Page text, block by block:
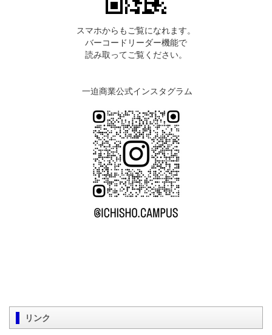
スマホからもご覧になれます。
バーコードリーダー機能で
読み取ってご覧ください。
一迫商業公式インスタグラム
リンク